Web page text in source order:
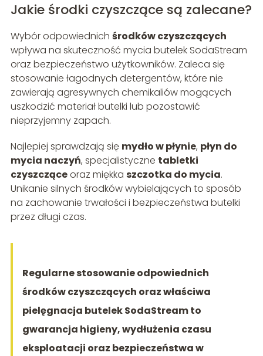
Jakie środki czyszczące są zalecane?
Wybór odpowiednich środków czyszczących
wpływa na skuteczność mycia butelek SodaStream
oraz bezpieczeństwo użytkowników. Zaleca się
stosowanie łagodnych detergentów, które nie
zawierają agresywnych chemikaliów mogących
uszkodzić materiał butelki lub pozostawić
nieprzyjemny zapach.
Najlepiej sprawdzają się mydło w płynie, płyn do
mycia naczyń, specjalistyczne tabletki
czyszcząceoraz miękka szczotka do mycia.
Unikanie silnych środków wybielających to sposób
na zachowanie trwałości i bezpieczeństwa butelki
przez długi czas.
Regularne stosowanie odpowiednich
środków czyszczących oraz właściwa
pielęgnacja butelek SodaStream to
gwarancja higieny, wydłużenia czasu
eksploatacji oraz bezpieczeństwa w